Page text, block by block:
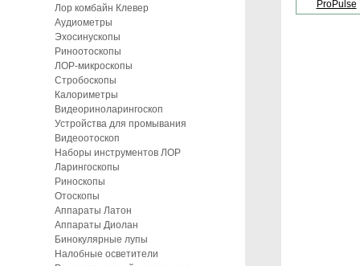
Лор комбайн Клевер
Аудиометры
Эхосинускопы
Риноотоскопы
ЛОР-микроскопы
Стробоскопы
Калориметры
Видеориноларингоскоп
Устройства для промывания
Видеоотоскоп
Наборы инструментов ЛОР
Ларингоскопы
Риноскопы
Отоскопы
Аппараты Латон
Аппараты Диолан
Бинокулярные лупы
Налобные осветители